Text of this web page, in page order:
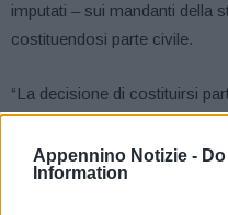
Appennino Notizie -
Information
imputati – sui mandanti della
costituendosi parte civile.
“La decisione di costituirsi
Regione e a fianco
di Bologna- era stata presa